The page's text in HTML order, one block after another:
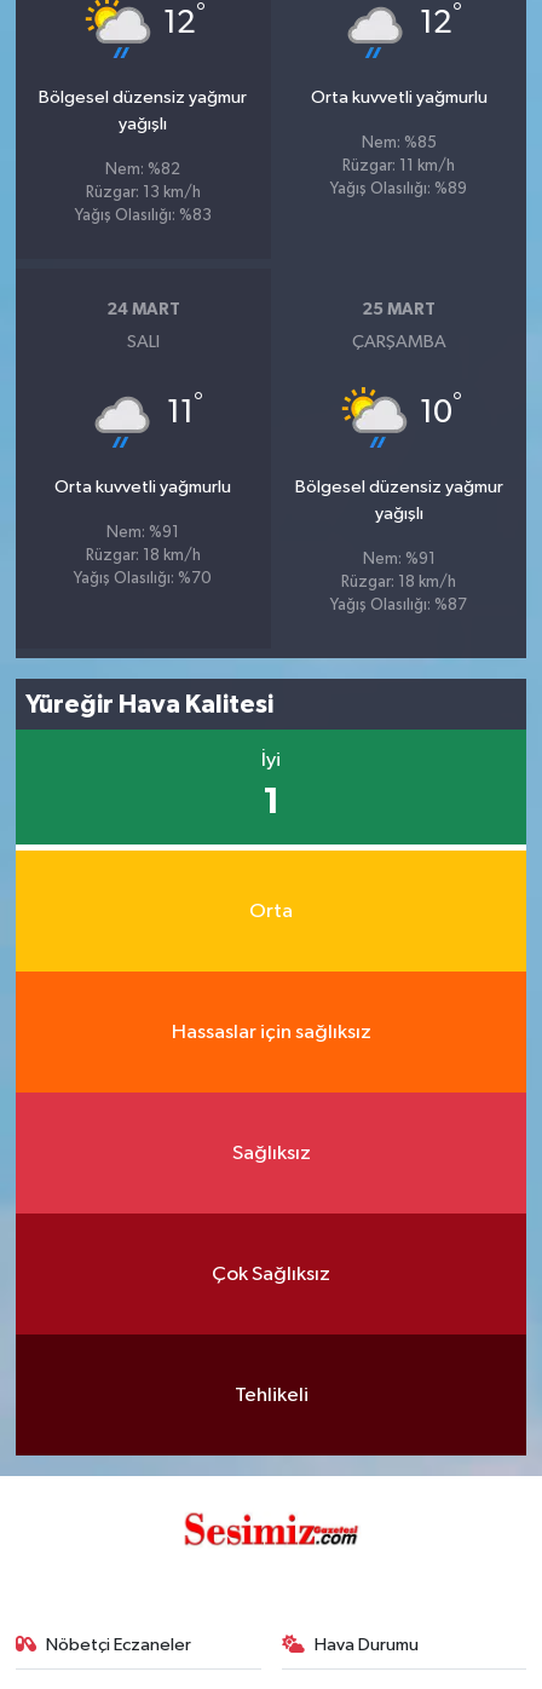
12°
Bölgesel düzensiz yağmur
yağışlı
Nem: %82
Rüzgar: 13 km/h
Yağış Olasılığı: %83
12°
Orta kuvvetli yağmurlu
Nem: %85
Rüzgar: 11 km/h
Yağış Olasılığı: %89
24 MART
SALI
11 °
Orta kuvvetli yağmurlu
Nem: %91
Rüzgar: 18 km/h
Yağış Olasılığı: %70
25 MART
ÇARŞAMBA
10°
Bölgesel düzensiz yağmur
yağışlı
Nem: %91
Rüzgar: 18 km/h
Yağış Olasılığı: %87
Yüreğir Hava Kalitesi
İyi
1
Orta
Hassaslar için sağlıksız
Sağlıksız
Çok Sağlıksız
Tehlikeli
Nöbetçi Eczaneler Hava Durumu